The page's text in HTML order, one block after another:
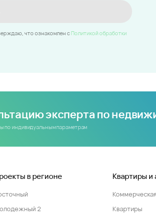
что ознакомлен c Политикой обработки
эксперта по
по индивидуальным параметрам
в регионе
2
Квартиры и
Квартиры